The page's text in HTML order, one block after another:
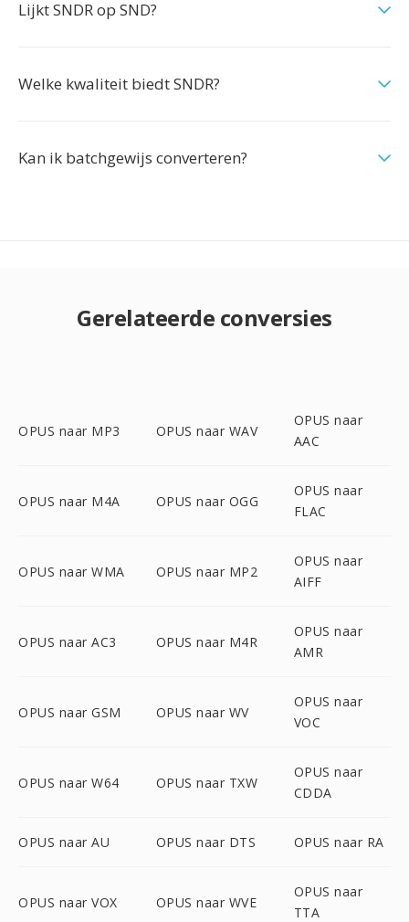
Lijkt SNDR op SND?
Welke kwaliteit biedt SNDR?
Kan ik batchgewijs converteren?
Gerelateerde conversies
OPUS naar MP3 OPUS naar WAV
OPUS naar
AAC
OPUS naar M4A OPUS naar OGG
OPUS naar
FLAC
OPUS naar WMA OPUS naar MP2
OPUS naar
AIFF
OPUS naar AC3 OPUS naar M4R
OPUS naar
AMR
OPUS naar GSM OPUS naar WV
OPUS naar
VOC
OPUS naar W64 OPUS naar TXW
OPUS naar
CDDA
OPUS naar AU OPUS naar DTS OPUS naar RA
OPUS naar VOX OPUS naar WVE
OPUS naar
TTA